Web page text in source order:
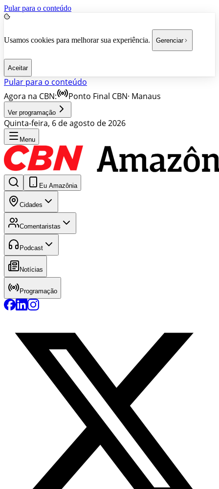
Pular para o conteúdo
Usamos cookies para melhorar sua experiência. Gerenciar
Aceitar
Pular para o conteúdo
Agora na CBN:
Ponto Final CBN· Manaus
Ver programação
Quinta-feira, 6 de agosto de 2026
Menu
Eu Amazônia
Cidades
Comentaristas
Podcast
Notícias
Programação